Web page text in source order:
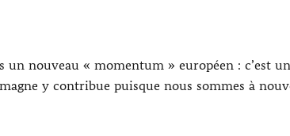
nouveau « momentum » européen : c’est
y contribue puisque nous sommes à